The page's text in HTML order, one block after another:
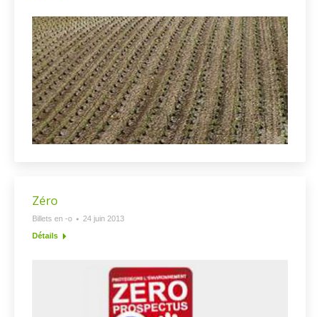
Zéro
Billets en -o
24 juin 2013
Détails